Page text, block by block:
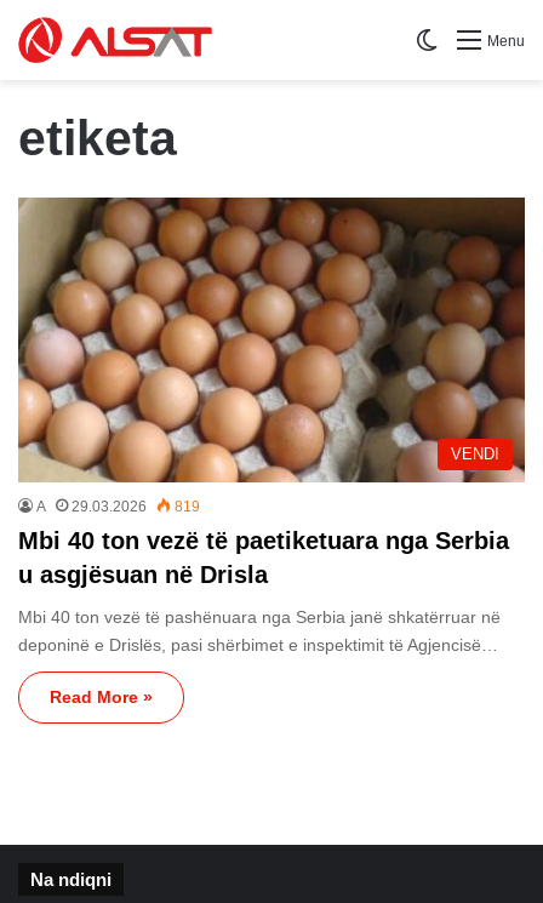
Menu
Switch skin
etiketa
VENDI
A 29.03.2026 819
Mbi 40 ton vezë të paetiketuara nga Serbia
u asgjësuan në Drisla
Mbi 40 ton vezë të pashënuara nga Serbia janë shkatërruar në
deponinë e Drislës, pasi shërbimet e inspektimit të Agjencisë…
Read More »
Na ndiqni